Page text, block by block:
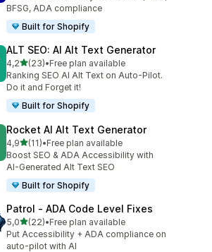
BFSG, ADA compliance
Built for Shopify
ALT SEO: AI Alt Text Generator
4,2z 5 hvězd
(23)
Celkový počet recenzí: 23
•Free plan available
Ranking SEO AI Alt Text on Auto‑Pilot.
Do it and Forget it!
Built for Shopify
Rocket AI Alt Text Generator
4,9z 5 hvězd
(11)
Celkový počet recenzí: 11
•Free plan available
Boost SEO & ADA Accessibility with
AI-Generated Alt Text SEO
Built for Shopify
Patrol ‑ ADA Code Level Fixes
5,0z 5 hvězd
(22)
Celkový počet recenzí: 22
•Free plan available
Put Accessibility + ADA compliance on
auto-pilot with AI